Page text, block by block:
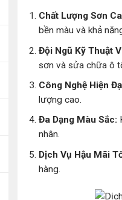
Chất Lượng Sơn
bền màu và khả
Đội Ngũ Kỹ Thuật
sơn và sửa chữa ô
Công Nghệ Hiện
lượng cao.
Đa Dạng Màu Sắc:
nhân.
Dịch Vụ Hậu Mãi
hàng.